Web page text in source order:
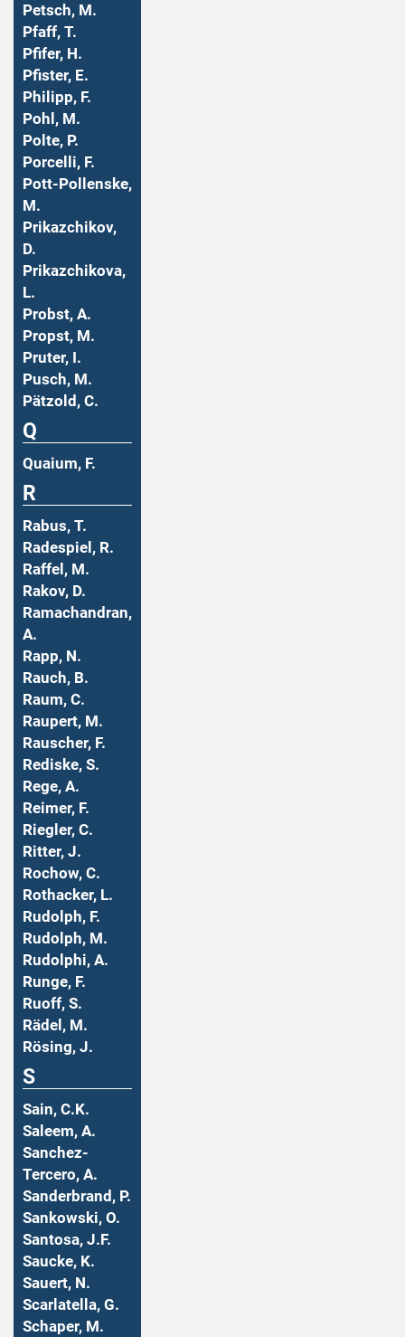
Petsch, M.
Pfaff, T.
Pfifer, H.
Pfister, E.
Philipp, F.
Pohl, M.
Polte, P.
Porcelli, F.
Pott-Pollenske,
M.
Prikazchikov,
D.
Prikazchikova,
L.
Probst, A.
Propst, M.
Pruter, I.
Pusch, M.
Pätzold, C.
Q
Quaium, F.
R
Rabus, T.
Radespiel, R.
Raffel, M.
Rakov, D.
Ramachandran,
A.
Rapp, N.
Rauch, B.
Raum, C.
Raupert, M.
Rauscher, F.
Rediske, S.
Rege, A.
Reimer, F.
Riegler, C.
Ritter, J.
Rochow, C.
Rothacker, L.
Rudolph, F.
Rudolph, M.
Rudolphi, A.
Runge, F.
Ruoff, S.
Rädel, M.
Rösing, J.
S
Sain, C.K.
Saleem, A.
Sanchez-
Tercero, A.
Sanderbrand, P.
Sankowski, O.
Santosa, J.F.
Saucke, K.
Sauert, N.
Scarlatella, G.
Schaper, M.